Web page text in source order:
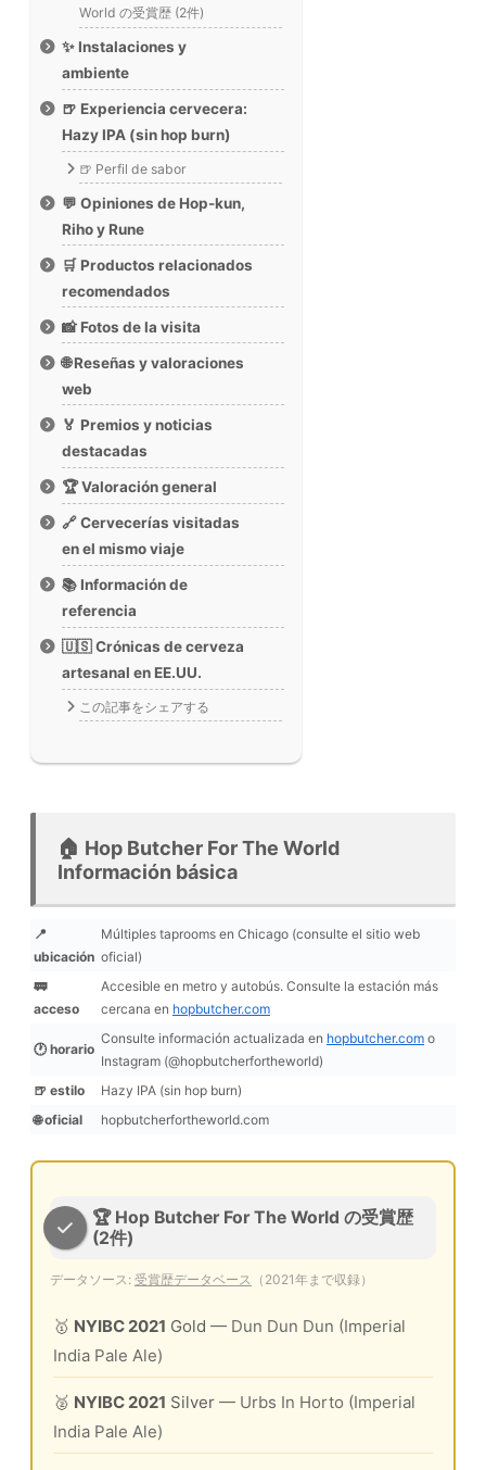
World の受賞歴 (2件)
✨ Instalaciones y
ambiente
🍺 Experiencia cervecera:
Hazy IPA (sin hop burn)
🍺 Perfil de sabor
💬 Opiniones de Hop-kun,
Riho y Rune
🛒 Productos relacionados
recomendados
📸 Fotos de la visita
🌐 Reseñas y valoraciones
web
🏅 Premios y noticias
destacadas
🏆 Valoración general
🔗 Cervecerías visitadas
en el mismo viaje
📚 Información de
referencia
🇺🇸 Crónicas de cerveza
artesanal en EE.UU.
この記事をシェアする
🏠 Hop Butcher For The World
Información básica
📍
ubicación
Múltiples taprooms en Chicago (consulte el sitio web
oficial)
🚃
acceso
Accesible en metro y autobús. Consulte la estación más
cercana en hopbutcher.com
🕐 horario
Consulte información actualizada en hopbutcher.com o
Instagram (@hopbutcherfortheworld)
🍺 estilo
Hazy IPA (sin hop burn)
🌐 oficial
hopbutcherfortheworld.com
🏆 Hop Butcher For The World の受賞歴
(2件)
データソース: 受賞歴データベース （2021年まで収録）
🥇 NYIBC 2021 Gold — Dun Dun Dun (Imperial
India Pale Ale)
🥈 NYIBC 2021 Silver — Urbs In Horto (Imperial
India Pale Ale)